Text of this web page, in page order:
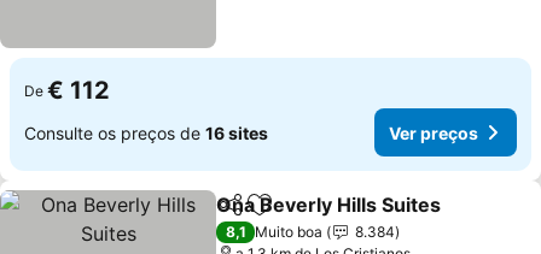
De € 112
Consulte os preços de 16 sites Ver preços
PartilharAdicionar aos favoritos
Ona Beverly Hills Suites
8,1 Muito boa
8.384